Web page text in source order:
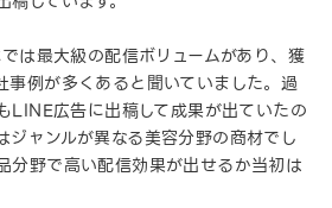
は最大級の配信ボリュームがあり、獲
事例が多くあると聞いていました。過
LINE広告に出稿して成果が出ていたの
ジャンルが異なる美容分野の商材でし
分野で高い配信効果が出せるか当初は